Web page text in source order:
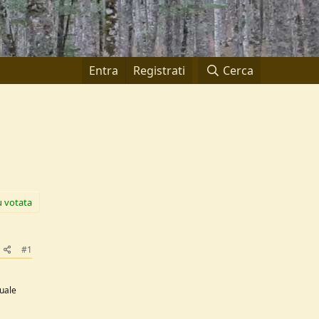
Entra Registrati Cerca
votata
#1